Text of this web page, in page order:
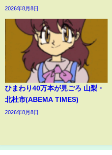
2026年8月8日
ひまわり40万本が見ごろ 山梨・
北杜市(ABEMA TIMES)
2026年8月8日